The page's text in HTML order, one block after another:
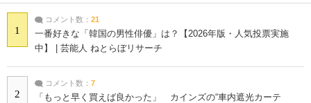
1
コメント数： 21
一番好きな「韓国の男性俳優」は？【2026年版・人気投票実施
中】 | 芸能人 ねとらぼリサーチ
2
コメント数： 7
「もっと早く買えば良かった」 カインズの“車内遮光カーテ